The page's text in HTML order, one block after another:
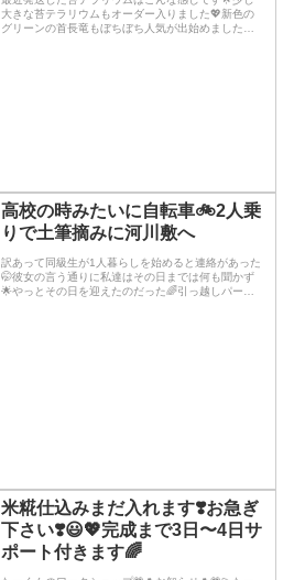
大きな苔テラリウムもオーダー入りました💖新色の
グリーンの首長竜もぼちぼち人気が出始めました💗
高校の時みたいに自転車🚲2人乗
りで土筆摘みに河川敷へ
訳あって同級生が1人暮らしを始めると連絡があった
🤭彼女の言う通りに私達はその日までは何も聞かず
🌟やっとその日を迎えたのだった🌈引っ越しパーテ
米糀仕込みまだ入れます❣️お急ぎ
下さい❣️😃💖完成まで3日〜4日サ
ポート付きます🌈